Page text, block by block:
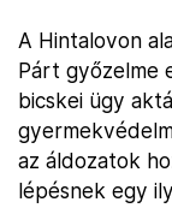
A Hintalovon
Párt győzelme
bicskei ügy
az áldozatok
lépésnek egy